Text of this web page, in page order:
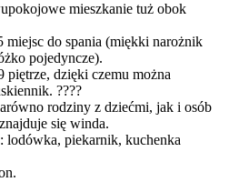
mieszkanie tuż obok
miejsc do spania (miękki narożnik
pojedyncze).
piętrze, dzięki czemu można
????
rodziny z dziećmi, jak i osób
się winda.
lodówka, piekarnik, kuchenka